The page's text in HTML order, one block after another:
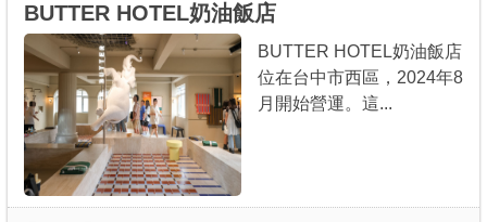
BUTTER HOTEL奶油飯店
BUTTER HOTEL奶油飯店
位在台中市西區，2024年8
月開始營運。這...